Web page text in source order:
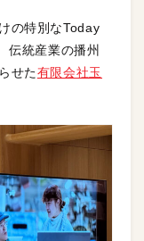
の特別なToday
伝統産業の播州
せた有限会社玉